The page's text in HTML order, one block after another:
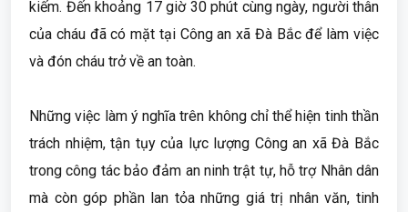
kiếm. Đến khoảng 17 giờ 30 phút cùng ngày, người thân
của cháu đã có mặt tại Công an xã Đà Bắc để làm việc
và đón cháu trở về an toàn.
Những việc làm ý nghĩa trên không chỉ thể hiện tinh thần
trách nhiệm, tận tụy của lực lượng Công an xã Đà Bắc
trong công tác bảo đảm an ninh trật tự, hỗ trợ Nhân dân
mà còn góp phần lan tỏa những giá trị nhân văn, tinh